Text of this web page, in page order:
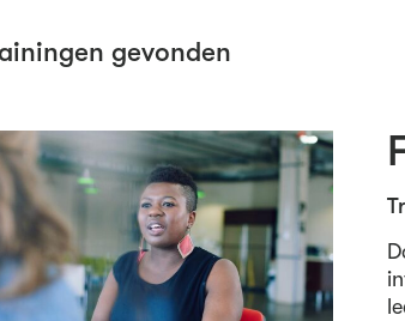
gevonden